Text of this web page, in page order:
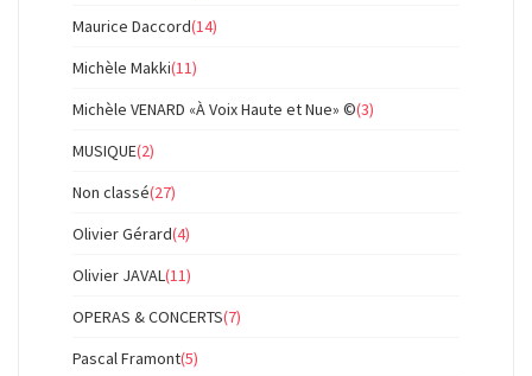
Maurice Daccord(14)
Michèle Makki(11)
Michèle VENARD «À Voix Haute et Nue» ©(3)
MUSIQUE(2)
Non classé(27)
Olivier Gérard(4)
Olivier JAVAL(11)
OPERAS & CONCERTS(7)
Pascal Framont(5)